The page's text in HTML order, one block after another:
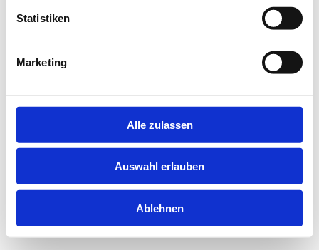
Statistiken
Marketing
Alle zulassen
Auswahl erlauben
Ablehnen